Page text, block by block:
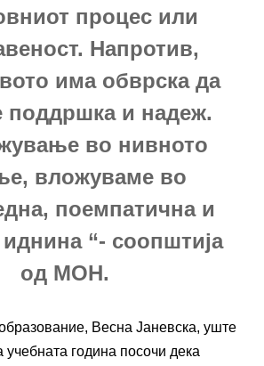
процес или
Напротив,
има обврска да
поддршка и надеж.
во нивното
вложуваме во
поемпатична и
“- соопштија
од МОН.
Весна Јаневска, уште
учебната година посочи дека